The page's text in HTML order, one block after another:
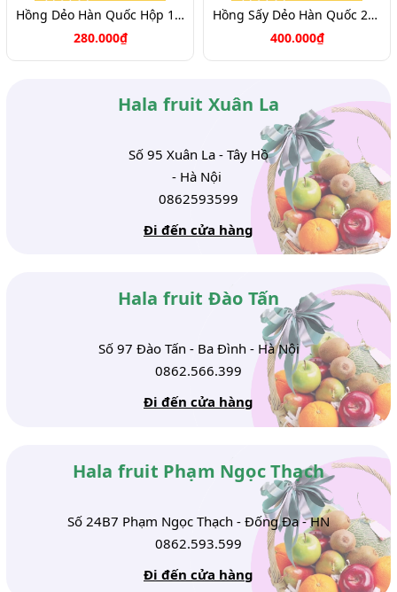
Hồng Dẻo Hàn Quốc Hộp 10 quả
280.000₫
Hồng Sấy Dẻo Hàn Quốc 250g
400.000₫
Hala fruit Xuân La
Số 95 Xuân La - Tây Hồ
- Hà Nội
0862593599
Đi đến cửa hàng
Hala fruit Đào Tấn
Số 97 Đào Tấn - Ba Đình - Hà Nội
0862.566.399
Đi đến cửa hàng
Hala fruit Phạm Ngọc Thạch
Số 24B7 Phạm Ngọc Thạch - Đống Đa - HN
0862.593.599
Đi đến cửa hàng